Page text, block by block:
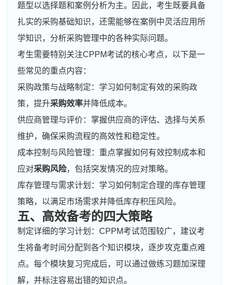
题型以选择题和案例分析为主。因此，考生既要具备
扎实的采购基础知识，还需能够在案例中灵活应用所
学知识，分析采购管理中的各种实际问题。
考生需要特别关注CPPM考试的核心考点，以下是一
些常见的重点内容：
采购政策与战略制定：学习如何制定有效的采购政
策，提升采购效率并降低成本。
供应商管理与评价：掌握供应商的评估、选择与关系
维护，确保采购流程的高效性和稳定性。
成本控制与风险管理：重点掌握如何有效控制成本和
应对采购风险，包括突发情况的应对策略。
库存管理与需求计划：学习如何制定合理的库存管理
策略，以满足市场需求并降低库存积压风险。
五、高效备考的四大策略
制定详细的学习计划：CPPM考试范围较广，建议考
生将备考时间分配到各个知识模块，逐步攻克重点难
点。每个模块复习完成后，可以通过做练习题加深理
解，并标注容易出错的知识点。